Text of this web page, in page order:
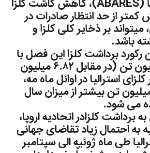
طبیعی استرالیا (ABARES)، كاهش کاشت کلزا
از حد انتظار صادرات در
بر ذخاير كلى كلزا و
باشد.
رکورد برداشت كلزا اين فصل با
حدود ٨.٣ میلیون تن (در مقابل ٦.٨٢ میلیون
استرالیا در اوائل ماه مه،
١.٣-١.٤ میلیون تن بیشتر از ميزان سال
می شود.
برداشت کلزادر اتحادیه اروپا،
به احتمال زیاد تقاضای جهانی
طى ماه ژوئیه الى سپتامبر